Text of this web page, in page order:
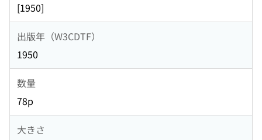
[1950]
出版年（W3CDTF）
1950
数量
78p
大きさ